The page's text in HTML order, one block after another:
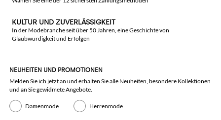
KULTUR UND ZUVERLÄSSIGKEIT
In der Modebranche seit über 50 Jahren, eine Geschichte von
Glaubwürdigkeit und Erfolgen
NEUHEITEN UND PROMOTIONEN
Melden Sie ich jetzt an und erhalten Sie alle Neuheiten, besondere Kollektionen
und an Sie gewidmete Angebote.
Damenmode Herrenmode